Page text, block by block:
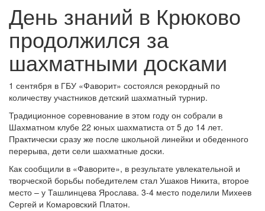
День знаний в Крюково
продолжился за
шахматными досками
1 сентября в ГБУ «Фаворит» состоялся рекордный по
количеству участников детский шахматный турнир.
Традиционное соревнование в этом году он собрали в
Шахматном клубе 22 юных шахматиста от 5 до 14 лет.
Практически сразу же после школьной линейки и обеденного
перерыва, дети сели шахматные доски.
Как сообщили в «Фаворите», в результате увлекательной и
творческой борьбы победителем стал Ушаков Никита, второе
место – у Ташлинцева Ярослава. 3-4 место поделили Михеев
Сергей и Комаровский Платон.